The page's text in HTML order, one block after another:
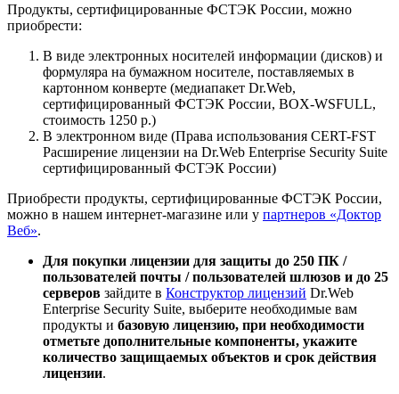
Продукты, сертифицированные ФСТЭК России, можно
приобрести:
В виде электронных носителей информации (дисков) и
формуляра на бумажном носителе, поставляемых в
картонном конверте (медиапакет Dr.Web,
сертифицированный ФСТЭК России, BOX-WSFULL,
стоимость 1250 р.)
В электронном виде (Права использования CERT-FST
Расширение лицензии на Dr.Web Enterprise Security Suite
сертифицированный ФСТЭК России)
Приобрести продукты, сертифицированные ФСТЭК России,
можно в нашем интернет-магазине или у партнеров «Доктор
Веб».
Для покупки лицензии для защиты до 250 ПК /
пользователей почты / пользователей шлюзов и до 25
серверов зайдите в Конструктор лицензий Dr.Web
Enterprise Security Suite, выберите необходимые вам
продукты и базовую лицензию, при необходимости
отметьте дополнительные компоненты, укажите
количество защищаемых объектов и срок действия
лицензии.